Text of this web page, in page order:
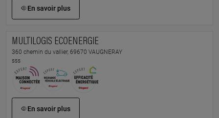
En savoir plus
MULTILOGIS ECOENERGIE
360 chemin du vallier, 69670 VAUGNERAY
sss
En savoir plus